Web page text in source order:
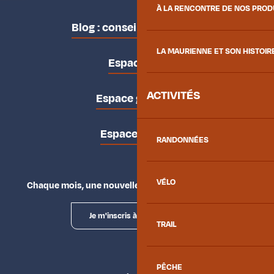
À LA RENCONTRE DE NOS
LA MAURIENNE ET SON
ACTIVITÉS
RANDONNÉES
VÉLO
TRAIL
PÊCHE
Blog : conseils des locaux
Espace pro
Espace groupes
Espace presse
Chaque mois, une nouvelle façon d'explorer la vallée.
Je m'inscris à la newsletter